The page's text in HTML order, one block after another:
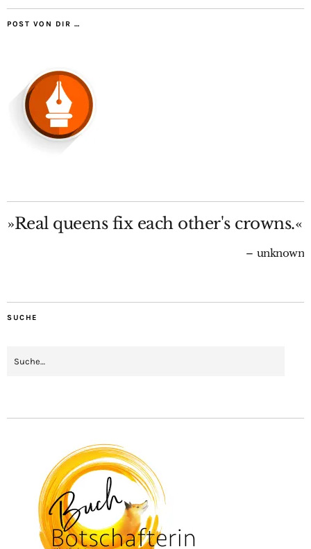
POST VON DIR …
»Real queens fix each other's crowns.«
unknown
SUCHE